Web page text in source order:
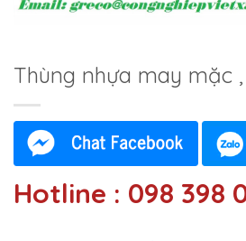
Thùng nhựa may mặc
Hotline : 098 398